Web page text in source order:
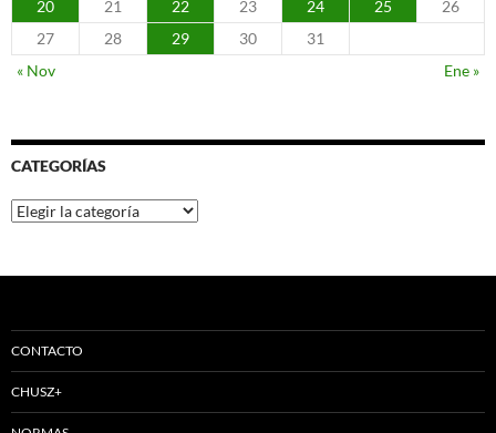
20
21 22 23 24 25
26
27
28 29 30
31
« Nov
Ene »
CATEGORÍAS
Categorías
CONTACTO
CHUSZ+